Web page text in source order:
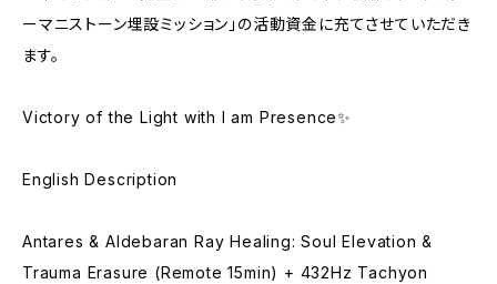
ーマニストーン埋設ミッション」の活動資金に充てさせていただき
ます。
Victory of the Light with I am Presence✨
English Description
Antares & Aldebaran Ray Healing: Soul Elevation &
Trauma Erasure (Remote 15min) + 432Hz Tachyon